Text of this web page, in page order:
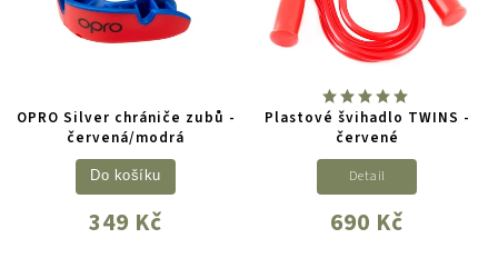
OPRO Silver chrániče zubů -
červená/modrá
349 Kč
Do košíku
Plastové švihadlo TWINS -
červené
690 Kč
Detail